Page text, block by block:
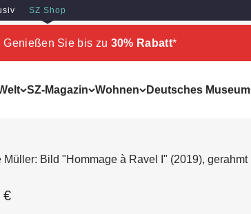
SZ Shop
Sie bis zu 30% Rabatt*
SZ-Magazin Wohnen Deutsches Museum
Müller: Bild "Hommage à Ravel I" (2019), gerahmt
€